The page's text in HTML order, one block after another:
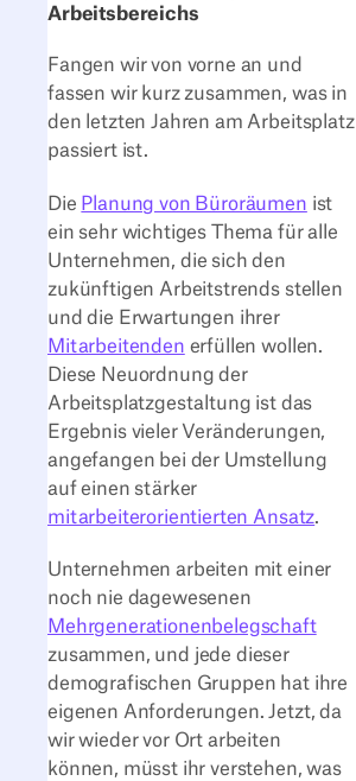
Arbeitsbereichs
Fangen wir von vorne an und
fassen wir kurz zusammen, was in
den letzten Jahren am Arbeitsplatz
passiert ist.
Die Planung von Büroräumen ist
ein sehr wichtiges Thema für alle
Unternehmen, die sich den
zukünftigen Arbeitstrends stellen
und die Erwartungen ihrer
Mitarbeitenden erfüllen wollen.
Diese Neuordnung der
Arbeitsplatzgestaltung ist das
Ergebnis vieler Veränderungen,
angefangen bei der Umstellung
auf einen stärker
mitarbeiterorientierten Ansatz.
Unternehmen arbeiten mit einer
noch nie dagewesenen
Mehrgenerationenbelegschaft
zusammen, und jede dieser
demografischen Gruppen hat ihre
eigenen Anforderungen. Jetzt, da
wir wieder vor Ort arbeiten
können, müsst ihr verstehen, was